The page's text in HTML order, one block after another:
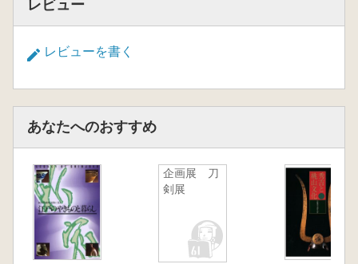
レビュー
レビューを書く
あなたへのおすすめ
企画展 刀
剣展